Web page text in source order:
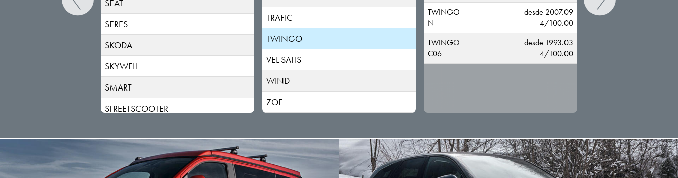
SEAT
SERES
SKODA
SKYWELL
SMART
STREETSCOOTER
SUZUKI
TESLA
TRAFIC
TWINGO
VEL SATIS
WIND
ZOE
TWINGO
N
desde 2007.09
4/100.00
TWINGO
C06
desde 1993.03
4/100.00